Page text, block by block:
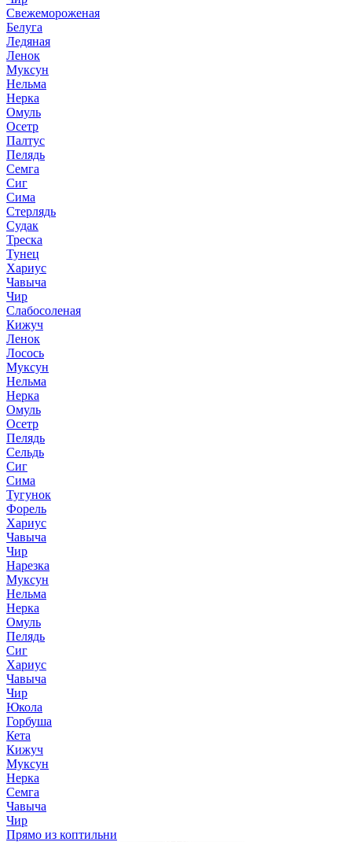
Свежемороженая
Белуга
Ледяная
Ленок
Муксун
Нельма
Нерка
Омуль
Осетр
Палтус
Пелядь
Семга
Сиг
Сима
Стерлядь
Судак
Треска
Тунец
Хариус
Чавыча
Чир
Слабосоленая
Кижуч
Ленок
Лосось
Муксун
Нельма
Нерка
Омуль
Осетр
Пелядь
Сельдь
Сиг
Сима
Тугунок
Форель
Хариус
Чавыча
Чир
Нарезка
Муксун
Нельма
Нерка
Омуль
Пелядь
Сиг
Хариус
Чавыча
Чир
Юкола
Горбуша
Кета
Кижуч
Муксун
Нерка
Семга
Чавыча
Чир
Прямо из коптильни